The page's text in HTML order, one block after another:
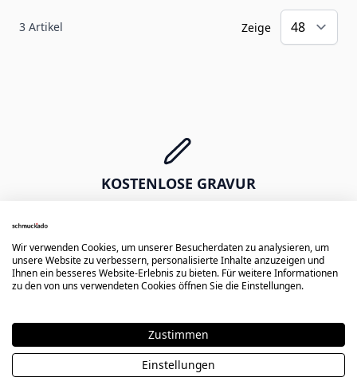
3 Artikel Zeige
KOSTENLOSE GRAVUR
EXPRESS VERSAND
Viele Produkte aus eigener Fertigung -
mit Expressoption in 48h
Wir verwenden Cookies, um unserer Besucherdaten zu analysieren, um
unsere Website zu verbessern, personalisierte Inhalte anzuzeigen und
Ihnen ein besseres Website-Erlebnis zu bieten. Für weitere Informationen
zu den von uns verwendeten Cookies öffnen Sie die Einstellungen.
Zustimmen
Einstellungen